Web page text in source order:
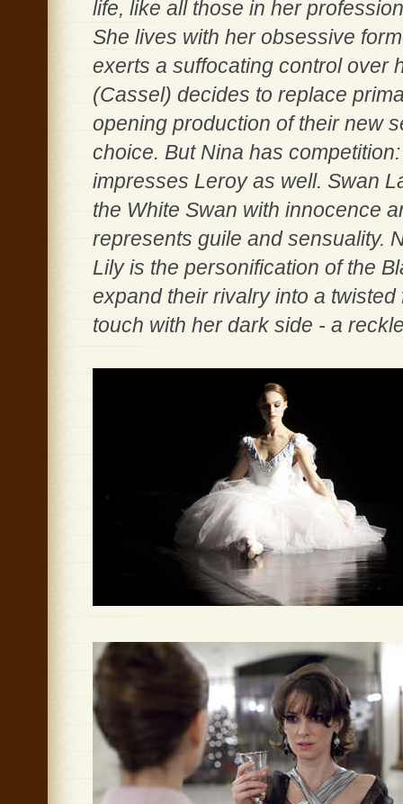
life, like all those in her
She lives with her obsessive
exerts a suffocating control over
(Cassel) decides to replace
opening production of their new
choice. But Nina has
impresses Leroy as well. Swan
the White Swan with innocence
represents guile and sensuality.
Lily is the personification of the
expand their rivalry into a
touch with her dark side - a